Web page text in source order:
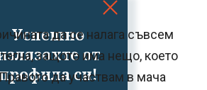
Успешно
от
профила си!
да се налага съвсем
защото има нещо, което
да участвам в мача